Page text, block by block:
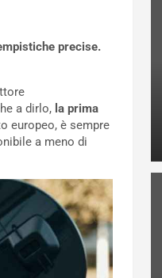
precise.
a dirlo, la prima
europeo, è sempre
a meno di